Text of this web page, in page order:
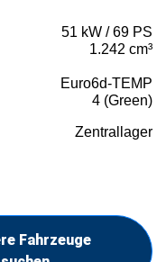
51 kW / 69 PS
1.242 cm³
Euro6d-TEMP
4 (Green)
Zentrallager
Fahrzeuge